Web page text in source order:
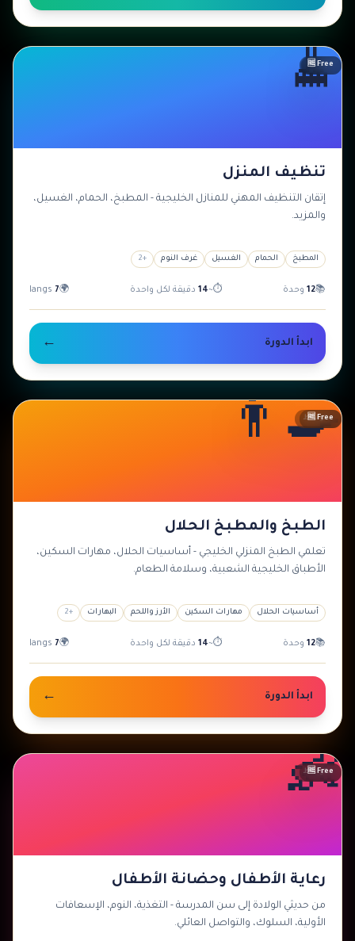
🧹
مبتدئ
🆓 Free
تنظيف المنزل
إتقان التنظيف المهني للمنازل الخليجية - المطبخ، الحمام، الغسيل،
والمزيد.
المطبخ الحمام الغسيل غرف النوم +
2
📚
12 وحدة ⏱
~
14 دقيقة لكل واحدة 🌍
7
ابدأ الدورة ←
👨‍🍳
متوسط
🆓 Free
الطبخ والمطبخ الحلال
تعلمي الطبخ المنزلي الخليجي - أساسيات الحلال، مهارات السكين،
الأطباق الخليجية الشعبية، وسلامة الطعام.
أساسيات الحلال مهارات السكين الأرز واللحم البهارات +
2
📚
12 وحدة ⏱
~
14 دقيقة لكل واحدة 🌍
7
ابدأ الدورة ←
👶
متوسط
🆓 Free
رعاية الأطفال وحضانة الأطفال
من حديثي الولادة إلى سن المدرسة - التغذية، النوم، الإسعافات
الأولية، السلوك، والتواصل العائلي.